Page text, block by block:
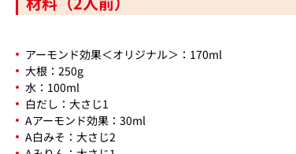
アーモンド効果＜オリジナル＞：170ml
大根：250g
水：100ml
白だし：大さじ1
Aアーモンド効果：30ml
A白みそ：大さじ2